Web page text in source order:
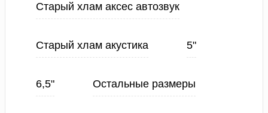
Старый хлам аксес автозвук
Старый хлам акустика 5"
6,5" Остальные размеры